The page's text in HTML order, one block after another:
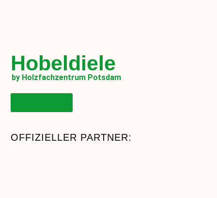
Hobeldiele
by Holzfachzentrum Potsdam
OFFIZIELLER PARTNER: